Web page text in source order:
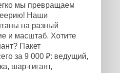
мы превращаем
Наши
на разный
и масштаб. Хотите
Пакет
за 9 000 ₽: ведущий,
шар-гигант,